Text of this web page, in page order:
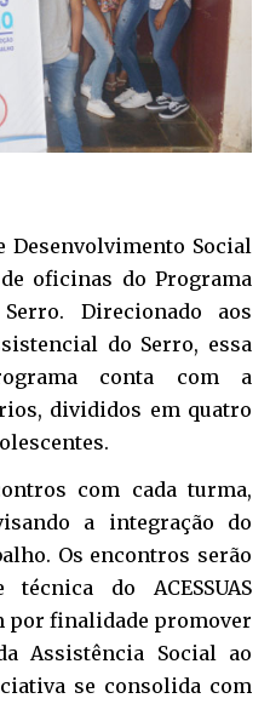
Desenvolvimento Social
oficinas do Programa
Serro. Direcionado aos
do Serro, essa
conta com a
divididos em quatro
com cada turma,
a integração do
Os encontros serão
do ACESSUAS
por finalidade promover
Assistência Social ao
se consolida com